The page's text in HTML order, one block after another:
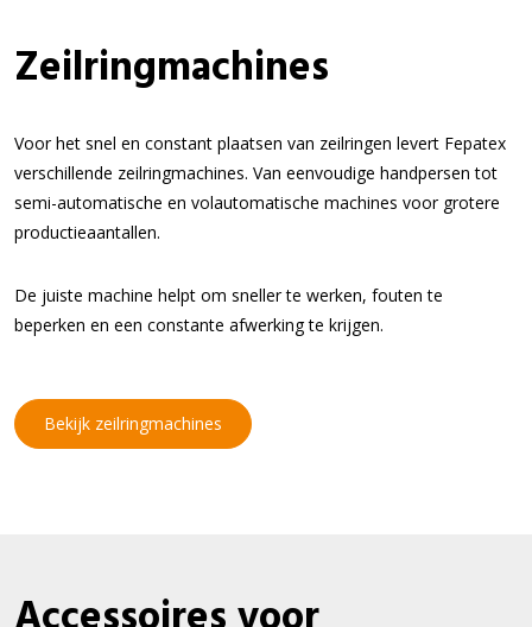
Zeilringmachines
Voor het snel en constant plaatsen van zeilringen levert Fepatex
verschillende zeilringmachines. Van eenvoudige handpersen tot
semi-automatische en volautomatische machines voor grotere
productieaantallen.
De juiste machine helpt om sneller te werken, fouten te
beperken en een constante afwerking te krijgen.
Bekijk zeilringmachines